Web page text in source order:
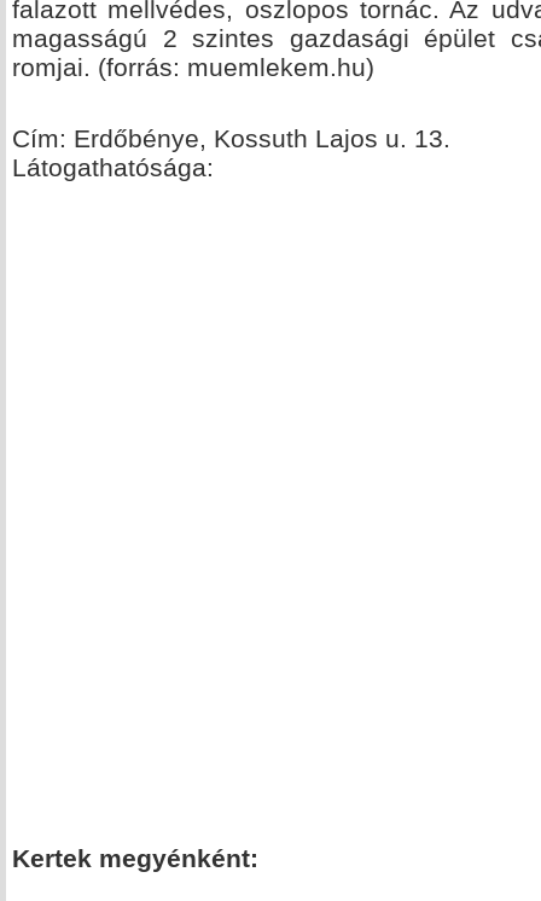
falazott mellvédes, oszlopos tornác. Az
magasságú 2 szintes gazdasági épület
romjai. (forrás: muemlekem.hu)
Cím: Erdőbénye, Kossuth Lajos u. 13.
Látogathatósága:
Kertek megyénként: